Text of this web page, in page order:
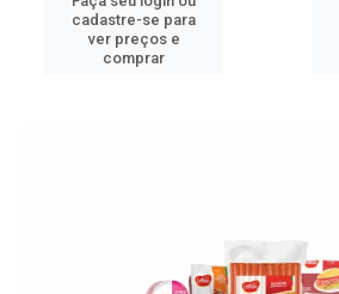
cadastre-se para
ver preços e
comprar